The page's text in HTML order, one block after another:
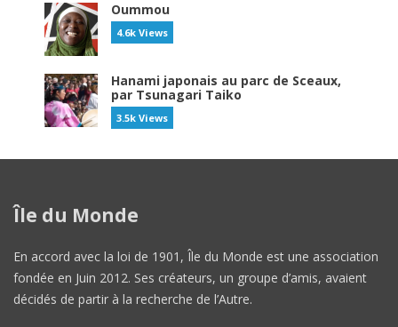
Oummou
4.6k Views
Hanami japonais au parc de Sceaux,
par Tsunagari Taiko
3.5k Views
Île du Monde
En accord avec la loi de 1901, Île du Monde est une association
fondée en Juin 2012. Ses créateurs, un groupe d’amis, avaient
décidés de partir à la recherche de l’Autre.